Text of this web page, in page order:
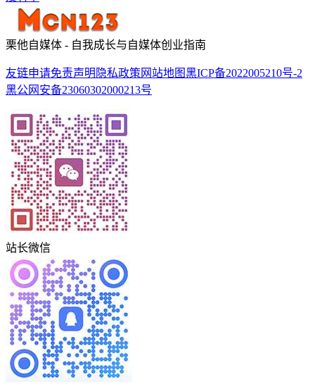
栗他自媒体 - 自我成长与自媒体创业指南
友链申请免责声明 隐私政策 网站地图黑ICP备2022005210号-2
黑公网安备23060302000213号
站长微信